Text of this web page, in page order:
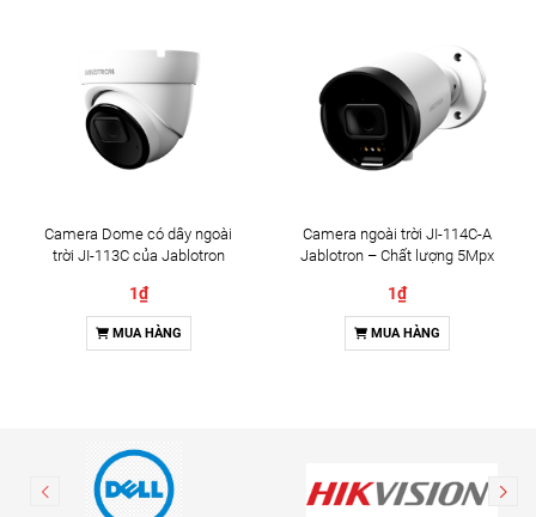
Camera Dome có dây ngoài
trời JI-113C của Jablotron
1₫
MUA HÀNG
Camera ngoài trời JI-114C-A
Jablotron – Chất lượng 5Mpx
1₫
MUA HÀNG